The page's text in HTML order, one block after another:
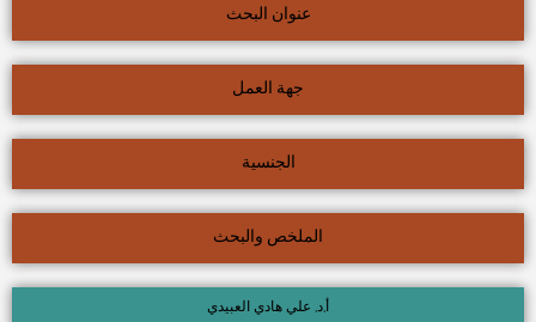
عنوان البحث
جهة العمل
الجنسية
الملخص والبحث
أ.د. علي هادي العبيدي